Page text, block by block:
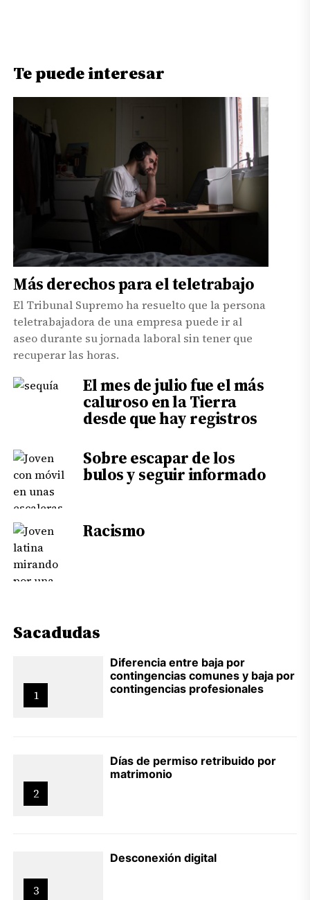
Te puede interesar
Más derechos para el teletrabajo
El Tribunal Supremo ha resuelto que la persona
teletrabajadora de una empresa puede ir al
aseo durante su jornada laboral sin tener que
recuperar las horas.
El mes de julio fue el más
caluroso en la Tierra
desde que hay registros
Sobre escapar de los
bulos y seguir informado
Racismo
Sacadudas
1
Diferencia entre baja por
contingencias comunes y baja por
contingencias profesionales
2
Días de permiso retribuido por
matrimonio
3
Desconexión digital